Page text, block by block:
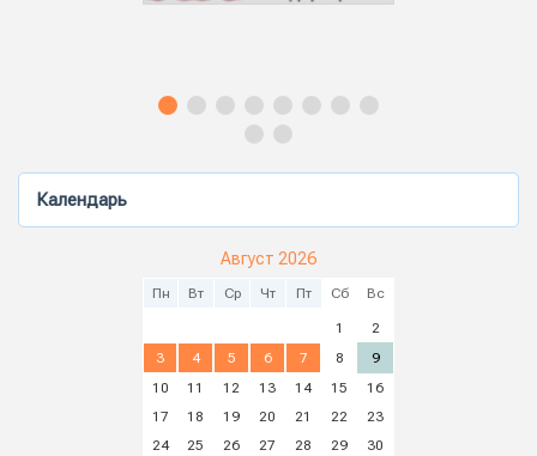
Календарь
Август 2026
Пн Вт Ср Чт Пт Сб Вс
1
2
3
4 5 6 7 8
9
10
11 12 13 14 15
16
17
18 19 20 21 22
23
24
25 26 27 28 29
30